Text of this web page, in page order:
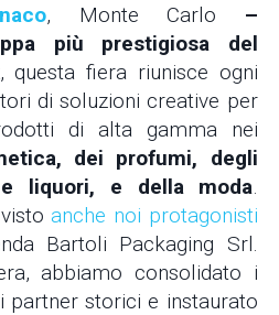
, Monte Carlo –
più prestigiosa del
, questa fiera riunisce ogni
di soluzioni creative per
di alta gamma nei
dei profumi, degli
liquori, e della moda.
anche noi protagonisti
Bartoli Packaging Srl.
abbiamo consolidato i
partner storici e instaurato